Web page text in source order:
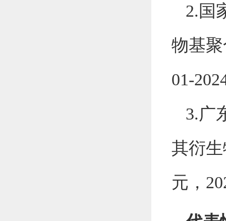
2.国
物基
01-
3.广
其衍
元，